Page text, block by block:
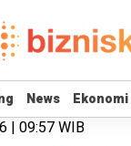
News Ekonomi
News Ekonomi
| 09:57 WIB